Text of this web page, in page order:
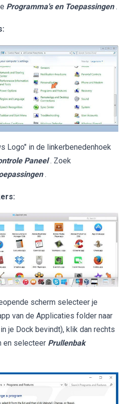
Programma's en Toepassingen .
Logo" in de linkerbenedenhoek
Paneel . Zoek
.
scherm selecteer je
van de Applicaties folder naar
je Dock bevindt), klik dan rechts
en selecteer Prullenbak